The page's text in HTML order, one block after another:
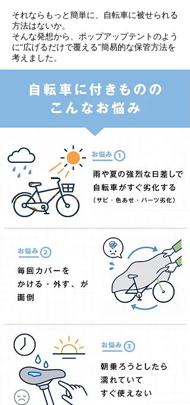
それならもっと簡単に、自転車に被せられる
方法はないか。
そんな発想から、ポップアップテントのよう
に“広げるだけで覆える”簡易的な保管方法を
考えました。